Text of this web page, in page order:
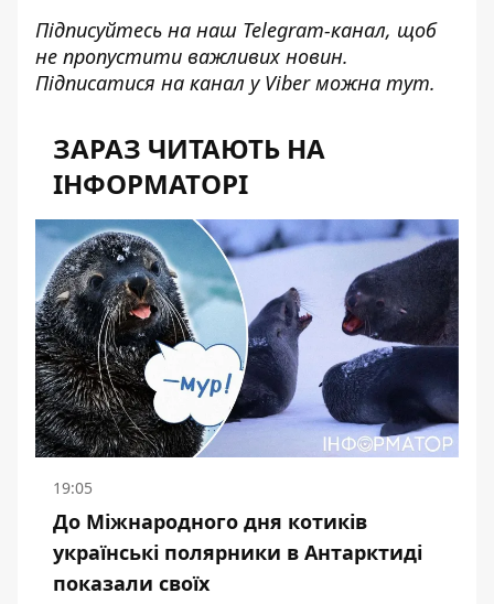
Підписуйтесь на наш Telegram-канал, щоб
не пропустити важливих новин.
Підписатися на канал у Viber можна тут.
ЗАРАЗ ЧИТАЮТЬ НА
ІНФОРМАТОРІ
19:05
До Міжнародного дня котиків
українські полярники в Антарктиді
показали своїх